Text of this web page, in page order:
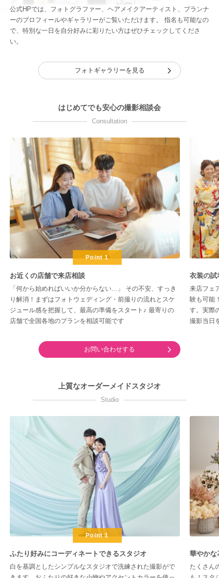
公式HPでは、フォトグラファー、ヘアメイクアーティスト、プランナ
ーのプロフィールやギャラリーがご覧いただけます。 指名も可能なの
で、特別な一日を自分好みに彩りたい方はぜひチェックしてくださ
い。
フォトギャラリーを見る
はじめてでも安心の撮影相談会
Consultation
Point 1
お近くの店舗で来店相談
「何から始めればいいか分からない...」 その不安、すっき
り解消！まずはフォトウェディング・前撮りの流れとスケ
ジュール感を把握して、最高の準備をスタート♪ 最寄りの
店舗で全国各地のプランを相談可能です
衣装の試
来店フェ
験も可能
す。実際
撮影当日
お問い合わせする
上質なオーダーメイドスタジオ
Studio
Point 1
ふたり好みにコーディネートできるスタジオ
白を基調としたシンプルなスタジオで洗練された撮影がで
華やかな
たくさん